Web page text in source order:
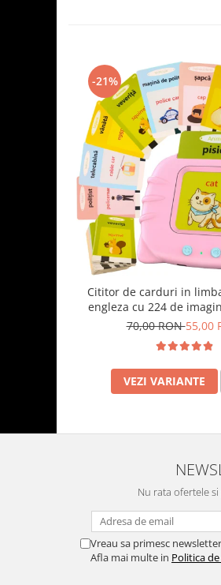
-21%
Cititor de carduri in
engleza cu 224 de
incarcare USB
70,00 RON55,00
VEZI VARIANTE
Nu rata ofertele
Vreau sa primesc
Afla mai multe in Politica